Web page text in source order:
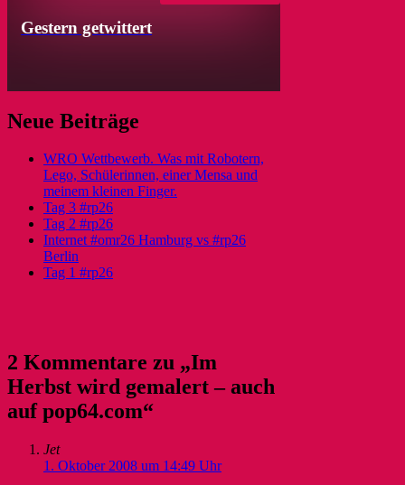
Gestern getwittert
Neue Beiträge
WRO Wettbewerb. Was mit Robotern,
Lego, Schülerinnen, einer Mensa und
meinem kleinen Finger.
Tag 3 #rp26
Tag 2 #rp26
Internet #omr26 Hamburg vs #rp26
Berlin
Tag 1 #rp26
2 Kommentare zu „Im
Herbst wird gemalert – auch
auf pop64.com“
Jet
1. Oktober 2008 um 14:49 Uhr